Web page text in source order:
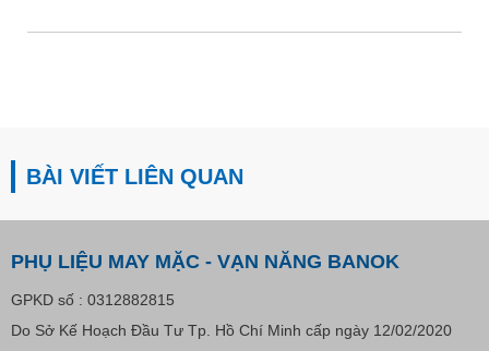
BÀI VIẾT LIÊN QUAN
PHỤ LIỆU MAY MẶC - VẠN NĂNG BANOK
GPKD số : 0312882815
Do Sở Kế Hoạch Đầu Tư Tp. Hồ Chí Minh cấp ngày 12/02/2020